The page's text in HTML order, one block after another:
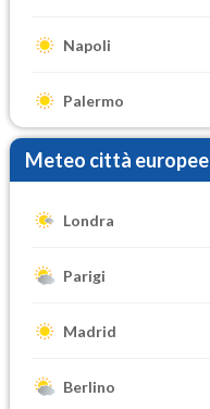
Napoli
Palermo
Meteo città europee
Londra
Parigi
Madrid
Berlino